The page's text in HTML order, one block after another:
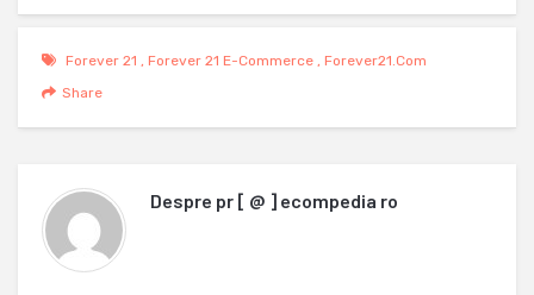
Forever 21 , Forever 21 E-Commerce , Forever21.com
Share
Despre pr [ @ ] ecompedia ro